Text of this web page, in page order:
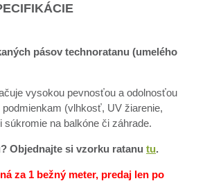
pásov technoratanu (umelého
vysokou pevnosťou a odolnosťou
(vlhkosť, UV žiarenie,
súkromie na balkóne či záhrade.
Objednajte si vzorku ratanutu.
za 1 bežný meter, predaj len po